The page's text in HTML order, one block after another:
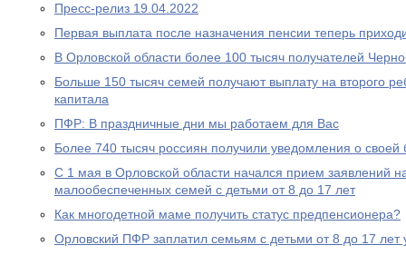
Пресс-релиз 19.04.2022
Первая выплата после назначения пенсии теперь
В Орловской области более 100 тысяч получателей
Больше 150 тысяч семей получают выплату на второго
капитала
ПФР: В праздничные дни мы работаем для Вас
Более 740 тысяч россиян получили уведомления о
С 1 мая в Орловской области начался прием заявлений
малообеспеченных семей с детьми от 8 до 17 лет
Как многодетной маме получить статус предпенсионера?
Орловский ПФР заплатил семьям с детьми от 8 до 17